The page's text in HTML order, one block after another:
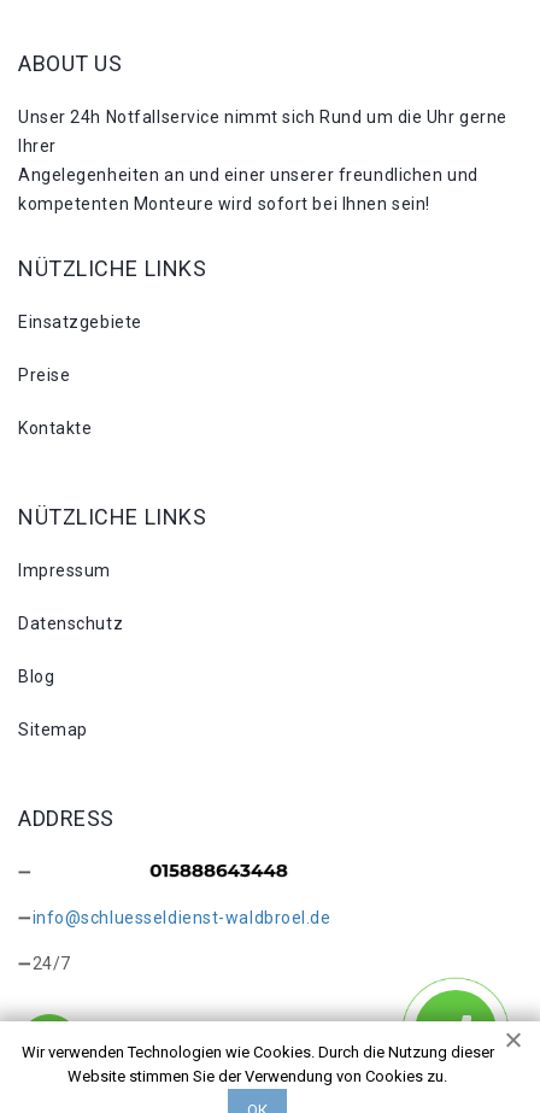
Wir verwenden Technologien wie Cookies. Durch die Nutzung dieser
Website stimmen Sie der Verwendung von Cookies zu.
ABOUT US
Unser 24h Notfallservice nimmt sich Rund um die Uhr gerne
Ihrer
Angelegenheiten an und einer unserer freundlichen und
kompetenten Monteure wird sofort bei Ihnen sein!
NÜTZLICHE LINKS
Einsatzgebiete
Preise
Kontakte
NÜTZLICHE LINKS
Impressum
Datenschutz
Blog
Sitemap
ADDRESS
info@schluesseldienst-waldbroel.de
24/7
Copyright © 2026 Schlüsseldienst Waldbröl Baumen. Alle